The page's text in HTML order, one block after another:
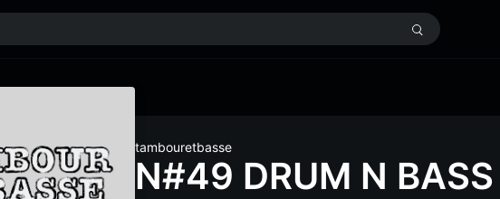
tambouretbasse
N#49 DRUM N BASS